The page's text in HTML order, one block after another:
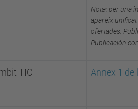
Nota: per una
apareix
ofertades.
Publicación
TIC
Annex 1